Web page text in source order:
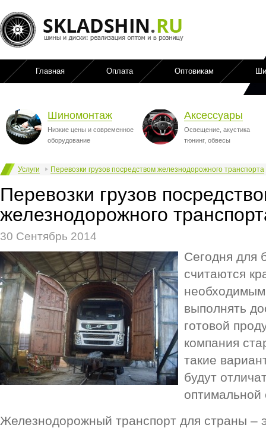
Главная Оплата Оптовикам
Шиномонтаж
Низкие цены и современное
оборудование
Аксессуары
Освещение, акустика
тюнинг, обвесы
Услуги Перевозки грузов посредством железнодорожного транспорта
Перевозки грузов
железнодорожного
30 Сентябрь 2014
Сегодня для
считаются
выполнять
готовой
компания
такие
будут
оптимальной
Железнодорожный транспорт для страны –